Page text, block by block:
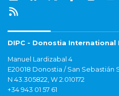
DIPC - Donostia International
Manuel Lardizabal 4
E20018 Donostia / San Sebastián
N 43.305822, W 2.010172
+34 943 01 57 61